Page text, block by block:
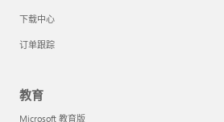
下载中心
订单跟踪
教育
Microsoft 教育版